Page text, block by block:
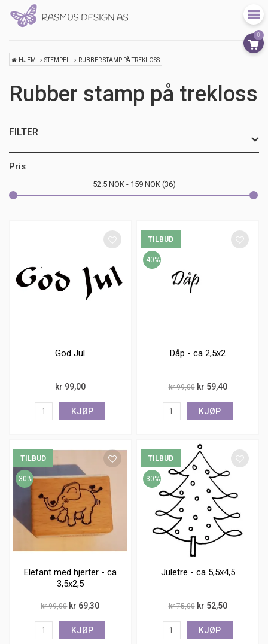
0
HJEM STEMPEL RUBBER STAMP PÅ TREKLOSS
Rubber stamp på trekloss
FILTER
Sesong
Merke
Pris
52.5 NOK 159 NOK 36
God Jul
kr 99,00
KJØP
TILBUD
Dåp - ca 2,5x2
-40%
kr 99,00 kr 59,40
KJØP
TILBUD
Elefant med hjerter - ca
3,5x2,5
-30%
kr 99,00 kr 69,30
KJØP
TILBUD
Juletre - ca 5,5x4,5
-30%
kr 75,00 kr 52,50
KJØP